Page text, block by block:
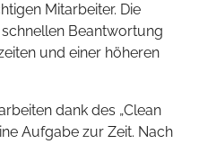
Mitarbeiter. Die
Beantwortung
und einer höheren
dank des „Clean
Aufgabe zur Zeit. Nach